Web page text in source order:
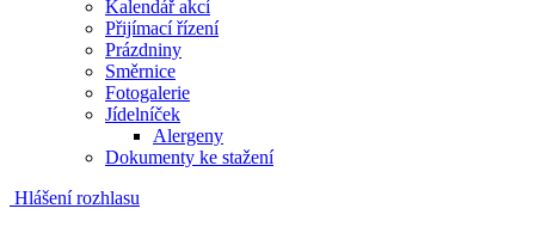
Kalendář akcí
Přijímací řízení
Prázdniny
Směrnice
Fotogalerie
Jídelníček
Alergeny
Dokumenty ke stažení
Hlášení rozhlasu